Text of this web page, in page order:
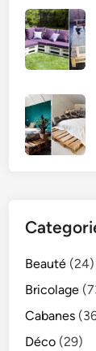
Beauté (24)
Bricolage
Cabanes
Déco (29)